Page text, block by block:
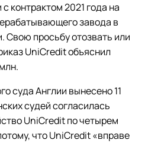
контрактом 2021 года на
завода в
Свою просьбу отозвать или
UniCredit объяснил
суда Англии вынесено 11
судей согласилась
UniCredit по четырем
что UniCredit «вправе